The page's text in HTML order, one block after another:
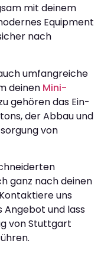
mit deinem
Equipment
nach
umfangreiche
deinen Mini-
gehören das Ein-
der Abbau und
von
ganz nach deinen
uns
Angebot und lass
von Stuttgart